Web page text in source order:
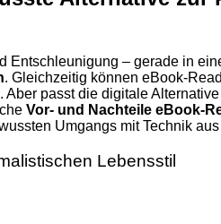
Entschleunigung – gerade in
. Gleichzeitig können eBook-
passt die digitale
Vor- und Nachteile eBook-
Umgangs mit Technik
Lebensstil